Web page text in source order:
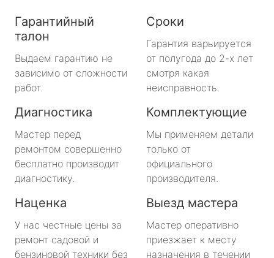
Гарантийный
талон
Выдаем гарантию не
зависимо от сложности
работ.
Сроки
Гарантия варьируется
от полугода до 2-х лет
смотря какая
неисправность.
Диагностика
Мастер перед
ремонтом совершенно
бесплатно производит
диагностику.
Комплектующие
Мы применяем детали
только от
официального
производителя.
Наценка
У нас честные цены за
ремонт садовой и
бензиновой техники без
Выезд мастера
Мастер оперативно
приезжает к месту
назначения в течении